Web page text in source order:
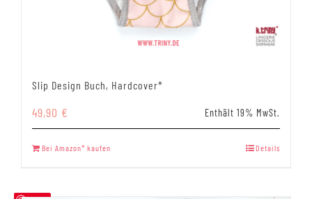
Slip Design Buch, Hardcover*
49,90 € Enthält 19% MwSt.
Bei Amazon* kaufen Details